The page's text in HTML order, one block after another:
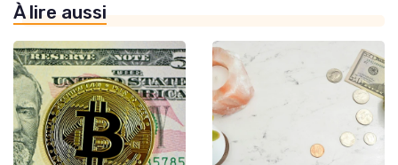
À lire aussi